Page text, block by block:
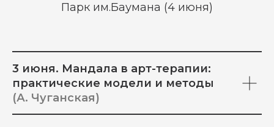
Парк им.Баумана (4 июня)
3 июня. Мандала в арт-терапии:
практические модели и методы
(А. Чуганская)